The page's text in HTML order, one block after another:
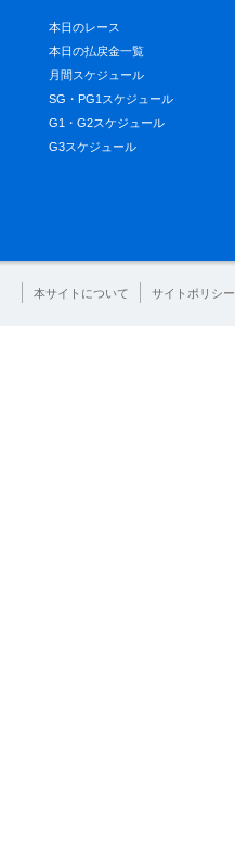
本日のレース
本日の払戻金一覧
月間スケジュール
SG・PG1スケジュール
G1・G2スケジュール
G3スケジュール
本サイトについて サイトポリシー